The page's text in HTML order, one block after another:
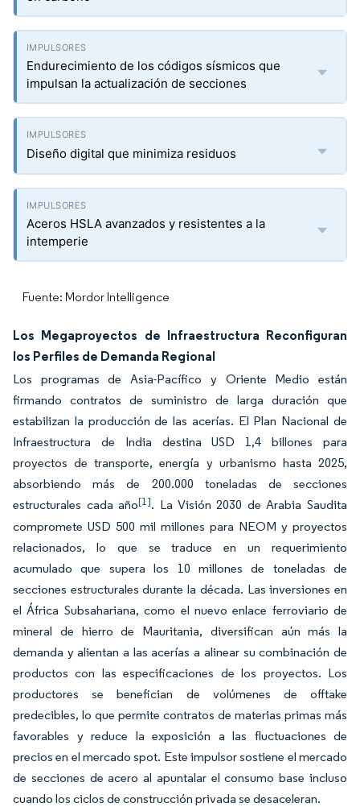
Endurecimiento de los códigos sísmicos que
impulsan la actualización de secciones
Diseño digital que minimiza residuos
Aceros HSLA avanzados y resistentes a la
intemperie
Fuente: Mordor Intelligence
Los Megaproyectos de Infraestructura Reconfiguran
los Perfiles de Demanda Regional
Los programas de Asia-Pacífico y Oriente Medio están
firmando contratos de suministro de larga duración que
estabilizan la producción de las acerías. El Plan Nacional de
Infraestructura de India destina USD 1,4 billones para
proyectos de transporte, energía y urbanismo hasta 2025,
absorbiendo más de 200.000 toneladas de secciones
estructurales cada año[1]. La Visión 2030 de Arabia Saudita
compromete USD 500 mil millones para NEOM y proyectos
relacionados, lo que se traduce en un requerimiento
acumulado que supera los 10 millones de toneladas de
secciones estructurales durante la década. Las inversiones en
el África Subsahariana, como el nuevo enlace ferroviario de
mineral de hierro de Mauritania, diversifican aún más la
demanda y alientan a las acerías a alinear su combinación de
productos con las especificaciones de los proyectos. Los
productores se benefician de volúmenes de offtake
predecibles, lo que permite contratos de materias primas más
favorables y reduce la exposición a las fluctuaciones de
precios en el mercado spot. Este impulsor sostiene el mercado
de secciones de acero al apuntalar el consumo base incluso
cuando los ciclos de construcción privada se desaceleran.